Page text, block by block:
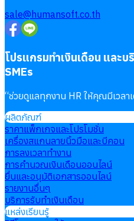
sale@humansoft.co.th
โปรแกรมทำเงินเดือน และบ
SMEs
“ช่วยดูแลทุกงาน HR ให้คุณมีเวลา
ผลิตภัณฑ์
ราคาแพ็กเกจและโปรโมชั่น
เครื่องสแกนลายนิ้วมือและบีคอน
การลงเวลาทำงาน
การคำนวณเงินเดือนออนไลน์
ยื่นและอนุมัติเอกสารออนไลน์
รายงานอื่นๆ
บริการรับทำเงินเดือน
แหล่งเรียนรู้